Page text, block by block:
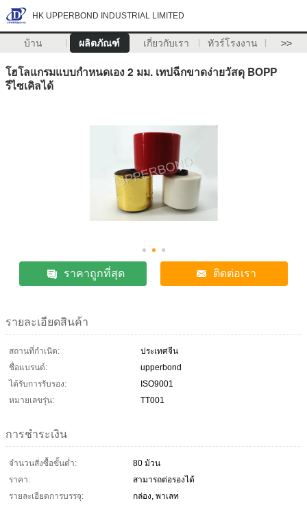
HK UPPERBOND INDUSTRIAL LIMITED
บ้าน ผลิตภัณฑ์ เกี่ยวกับเรา ทัวร์โรงงาน >>
โฮโลแกรมแบบกำหนดเอง 2 มม. เทปฉีกขาดง่ายวัสดุ BOPP
รีไซเคิลได้
ราคาถูกที่สุด ติดต่อเรา
รายละเอียดสินค้า
สถานที่กำเนิด:
ประเทศจีน
ชื่อแบรนด์:
upperbond
ได้รับการรับรอง:
ISO9001
หมายเลขรุ่น:
TT001
การชำระเงิน
จำนวนสั่งซื้อขั้นต่ำ:
80 ม้วน
ราคา:
สามารถต่อรองได้
รายละเอียดการบรรจุ:
กล่อง, พาเลท